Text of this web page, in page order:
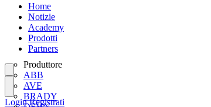
Home
Notizie
Academy
Prodotti
Partners
Produttore
ABB
AVE
BRADY
Login Registrati